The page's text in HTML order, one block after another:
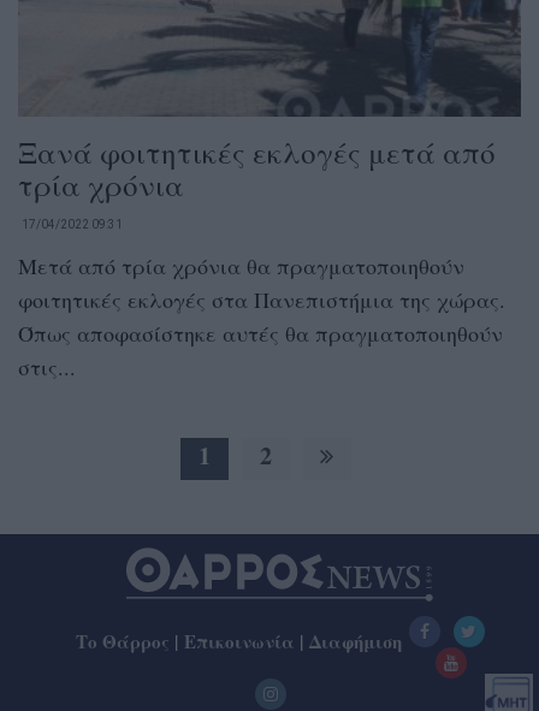
Ξανά φοιτητικές εκλογές μετά από
τρία χρόνια
17/04/2022 09:31
Μετά από τρία χρόνια θα πραγματοποιηθούν
φοιτητικές εκλογές στα Πανεπιστήμια της χώρας.
Όπως αποφασίστηκε αυτές θα πραγματοποιηθούν
στις...
1 2
Το Θάρρος | Επικοινωνία | Διαφήμιση